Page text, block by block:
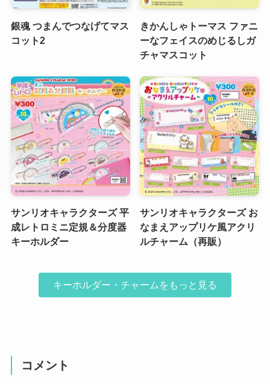
銀魂 つまんでつなげてマス
コット2
きかんしゃトーマス ファニ
ーなフェイスのめじるしガ
チャマスコット
サンリオキャラクターズ 平
成レトロミニ定規＆分度器
キーホルダー
サンリオキャラクターズ お
なまえアップリケ風アクリ
ルチャーム（再販）
キーホルダー・チャームをもっと見る
コメント